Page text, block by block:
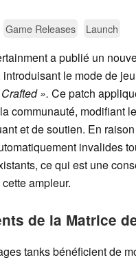
Game Releases Launch
a publié un
introduisant le mode de
». Ce patch
communauté, modifiant
et de soutien. En
invalides
ce qui est une
ampleur.
de la Matrice
tanks bénéficient de